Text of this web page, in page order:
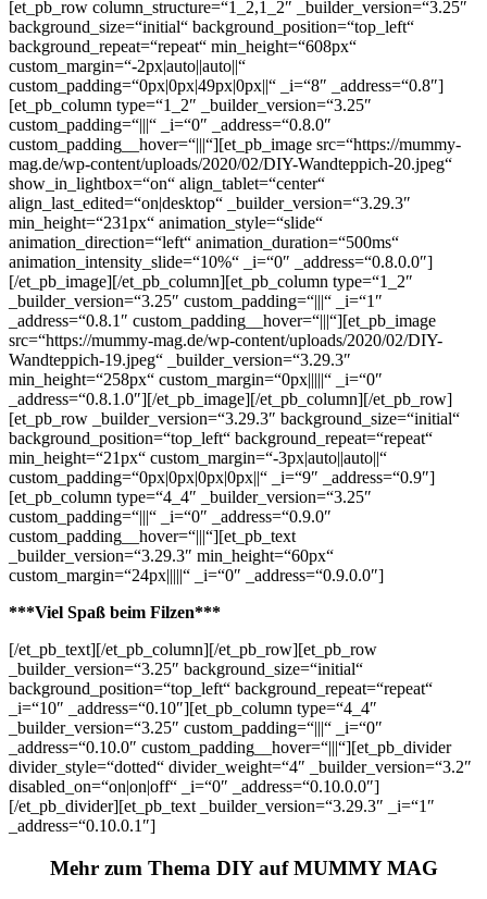
[et_pb_row column_structure=“1_2,1_2″ _builder_version=“3.25″
background_size=“initial“ background_position=“top_left“
background_repeat=“repeat“ min_height=“608px“
custom_margin=“-2px|auto||auto||“
custom_padding=“0px|0px|49px|0px||“ _i=“8″ _address=“0.8″]
[et_pb_column type=“1_2″ _builder_version=“3.25″
custom_padding=“|||“ _i=“0″ _address=“0.8.0″
custom_padding__hover=“|||“][et_pb_image src=“https://mummy-
mag.de/wp-content/uploads/2020/02/DIY-Wandteppich-20.jpeg“
show_in_lightbox=“on“ align_tablet=“center“
align_last_edited=“on|desktop“ _builder_version=“3.29.3″
min_height=“231px“ animation_style=“slide“
animation_direction=“left“ animation_duration=“500ms“
animation_intensity_slide=“10%“ _i=“0″ _address=“0.8.0.0″]
[/et_pb_image][/et_pb_column][et_pb_column type=“1_2″
_builder_version=“3.25″ custom_padding=“|||“ _i=“1″
_address=“0.8.1″ custom_padding__hover=“|||“][et_pb_image
src=“https://mummy-mag.de/wp-content/uploads/2020/02/DIY-
Wandteppich-19.jpeg“ _builder_version=“3.29.3″
min_height=“258px“ custom_margin=“0px|||||“ _i=“0″
_address=“0.8.1.0″][/et_pb_image][/et_pb_column][/et_pb_row]
[et_pb_row _builder_version=“3.29.3″ background_size=“initial“
background_position=“top_left“ background_repeat=“repeat“
min_height=“21px“ custom_margin=“-3px|auto||auto||“
custom_padding=“0px|0px|0px|0px||“ _i=“9″ _address=“0.9″]
[et_pb_column type=“4_4″ _builder_version=“3.25″
custom_padding=“|||“ _i=“0″ _address=“0.9.0″
custom_padding__hover=“|||“][et_pb_text
_builder_version=“3.29.3″ min_height=“60px“
custom_margin=“24px|||||“ _i=“0″ _address=“0.9.0.0″]
***Viel Spaß beim Filzen***
[/et_pb_text][/et_pb_column][/et_pb_row][et_pb_row
_builder_version=“3.25″ background_size=“initial“
background_position=“top_left“ background_repeat=“repeat“
_i=“10″ _address=“0.10″][et_pb_column type=“4_4″
_builder_version=“3.25″ custom_padding=“|||“ _i=“0″
_address=“0.10.0″ custom_padding__hover=“|||“][et_pb_divider
divider_style=“dotted“ divider_weight=“4″ _builder_version=“3.2″
disabled_on=“on|on|off“ _i=“0″ _address=“0.10.0.0″]
[/et_pb_divider][et_pb_text _builder_version=“3.29.3″ _i=“1″
_address=“0.10.0.1″]
Mehr zum Thema DIY auf MUMMY MAG